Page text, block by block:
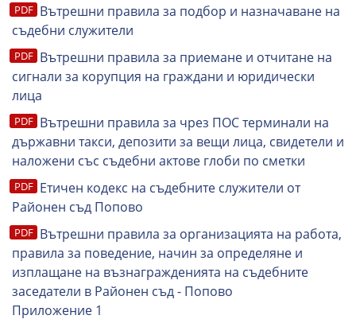
Вътрешни правила за подбор и назначаване на
съдебни служители
Вътрешни правила за приемане и отчитане на
сигнали за корупция на граждани и юридически
лица
Вътрешни правила за чрез ПОС терминали на
държавни такси, депозити за вещи лица, свидетели и
наложени със съдебни актове глоби по сметки
Етичен кодекс на съдебните служители от
Районен съд Попово
Вътрешни правила за организацията на работа,
правила за поведение, начин за определяне и
изплащане на възнагражденията на съдебните
заседатели в Районен съд - Попово
Приложение 1